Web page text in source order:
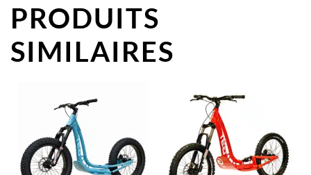
PRODUITS
SIMILAIRES